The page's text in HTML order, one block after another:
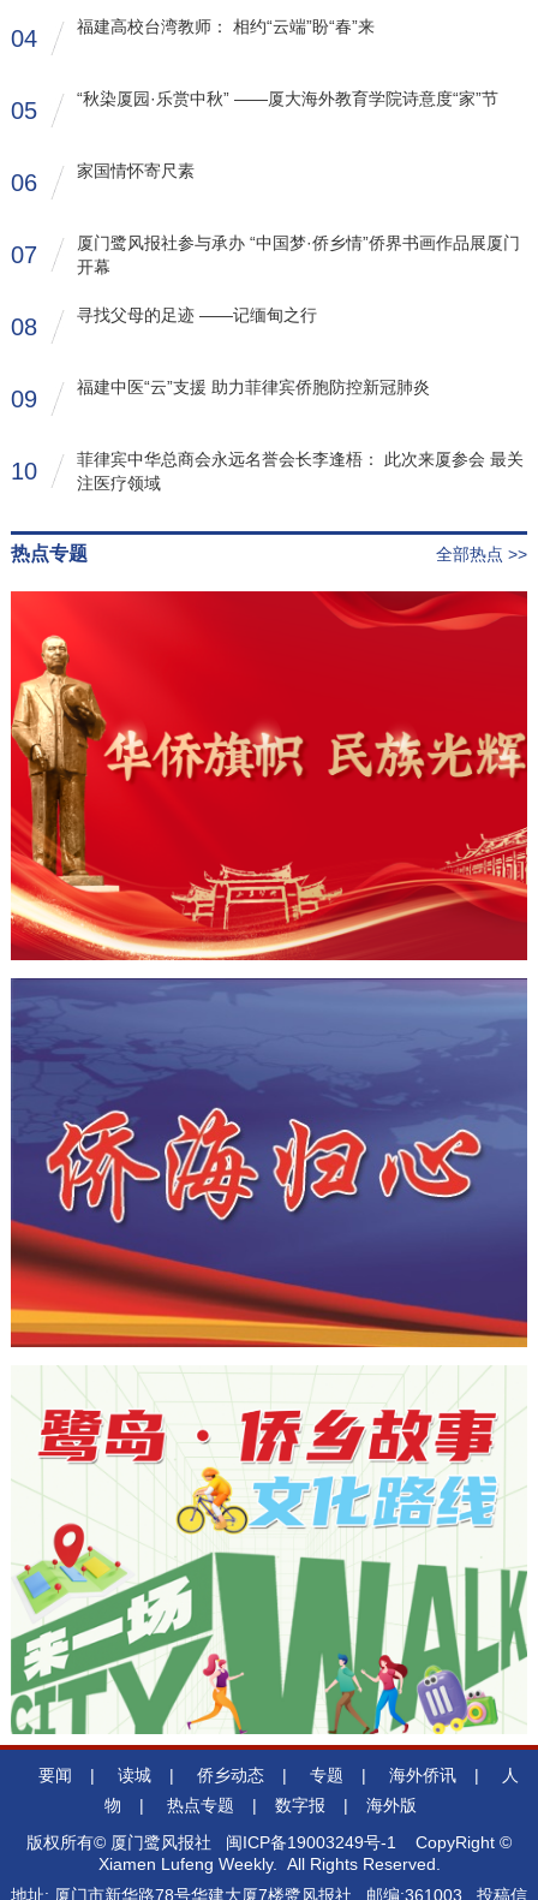
04 福建高校台湾教师： 相约“云端”盼“春”来
05 “秋染厦园·乐赏中秋” ——厦大海外教育学院诗意度“家”节
06 家国情怀寄尺素
07
厦门鹭风报社参与承办 “中国梦·侨乡情”侨界书画作品展厦门
开幕
08 寻找父母的足迹 ——记缅甸之行
09 福建中医“云”支援 助力菲律宾侨胞防控新冠肺炎
10
菲律宾中华总商会永远名誉会长李逢梧： 此次来厦参会 最关
注医疗领域
热点专题 全部热点 >>
要闻 | 读城 | 侨乡动态 | 专题 | 海外侨讯 |
人
物
| 热点专题 | 数字报 |
海外版
版权所有© 厦门鹭风报社 闽ICP备19003249号-1
CopyRight ©
Xiamen Lufeng Weekly. All Rights Reserved.
地址: 厦门市新华路78号华建大厦7楼鹭风报社 邮编:361003 投稿信